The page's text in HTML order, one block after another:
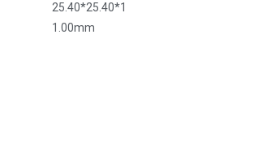
25.40*25.40*1
1.00mm